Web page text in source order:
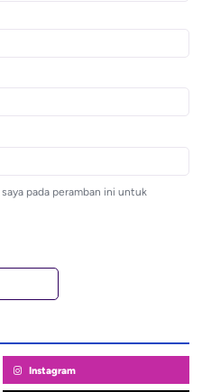
pada peramban ini untuk
Instagram